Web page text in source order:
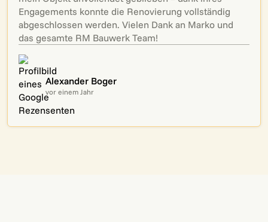
Engagements konnte die Renovierung vollständig
abgeschlossen werden. Vielen Dank an Marko und
das gesamte RM Bauwerk Team!
Alexander Boger
vor einem Jahr